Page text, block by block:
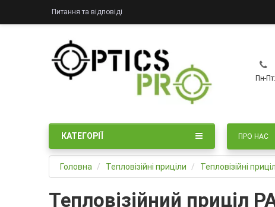
Питання та відповіді
Пн-
ПРО НАС
КАТЕГОРІЇ
Головна Тепловізійні приціли Тепловізійні
Тепловізійний приціл